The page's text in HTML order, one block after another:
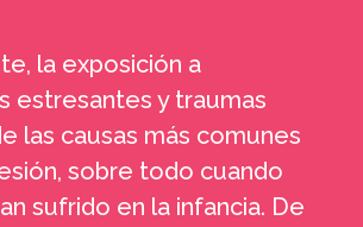
la exposición a
estresantes y traumas
las causas más comunes
sobre todo cuando
sufrido en la infancia. De